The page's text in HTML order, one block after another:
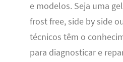
e modelos. Seja uma
frost free, side by side
técnicos têm o
para diagnosticar e